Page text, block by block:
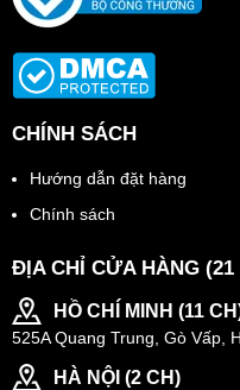
CHÍNH SÁCH
Hướng dẫn đặt hàng
Chính sách
ĐỊA CHỈ CỬA HÀNG (21
HỒ CHÍ MINH (11
525A Quang Trung, Gò Vấp,
HÀ NỘI (2 CH)